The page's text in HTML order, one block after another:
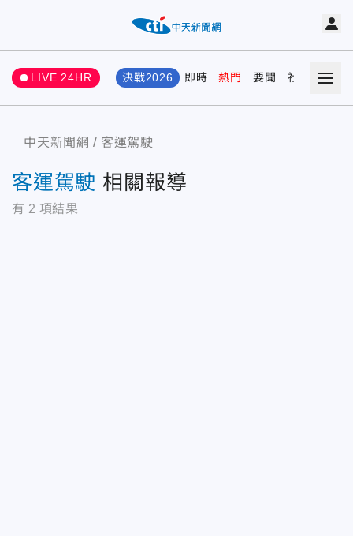
LIVE 24HR 決戰2026 即時 熱門 要聞 社會 娛樂
中天新聞網 客運駕駛
客運駕駛 相關報導
有 2 項結果